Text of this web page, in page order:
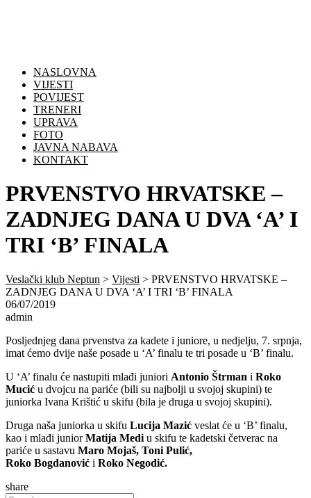
NASLOVNA
VIJESTI
POVIJEST
TRENERI
UPRAVA
FOTO
JAVNA NABAVA
KONTAKT
PRVENSTVO HRVATSKE –
ZADNJEG DANA U DVA ‘A’ I
TRI ‘B’ FINALA
Veslački klub Neptun > Vijesti > PRVENSTVO HRVATSKE –
ZADNJEG DANA U DVA ‘A’ I TRI ‘B’ FINALA
06/07/2019
admin
Posljednjeg dana prvenstva za kadete i juniore, u nedjelju, 7. srpnja,
imat ćemo dvije naše posade u ‘A’ finalu te tri posade u ‘B’ finalu.
U ‘A’ finalu će nastupiti mlađi juniori Antonio Štrman i Roko
Mucić u dvojcu na pariće (bili su najbolji u svojoj skupini) te
juniorka Ivana Krištić u skifu (bila je druga u svojoj skupini).
Druga naša juniorka u skifu Lucija Mazić veslat će u ‘B’ finalu,
kao i mlađi juniorMatija Medi u skifu te kadetski četverac na
pariće u sastavu Maro Mojaš, Toni Pulić,
Roko Bogdanović i Roko Negodić.
share